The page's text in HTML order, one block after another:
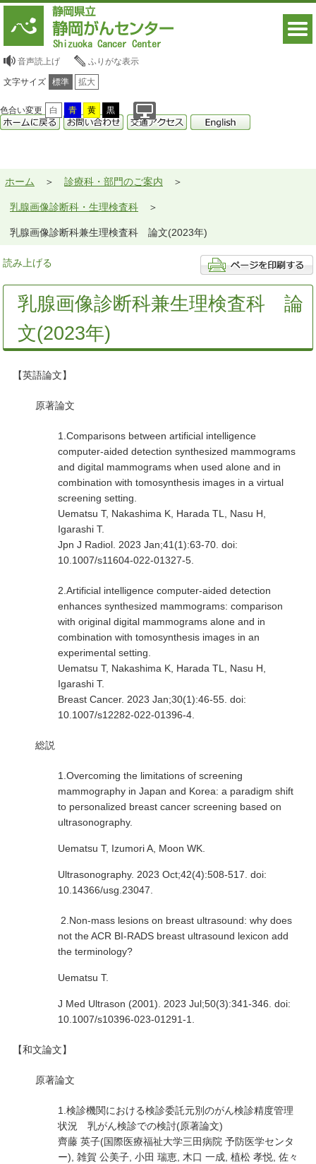
音声読上げ ふりがな表示
文字サイズ 標準 拡大
色合い変更 白 青 黄 黒
ホーム 診療科・部門のご案内
乳腺画像診断科・生理検査科
乳腺画像診断科兼生理検査科 論文(2023年)
読み上げる
乳腺画像診断科兼生理検査科 論
文(2023年)
【英語論文】
原著論文
1.Comparisons between artificial intelligence
computer-aided detection synthesized mammograms
and digital mammograms when used alone and in
combination with tomosynthesis images in a virtual
screening setting.
Uematsu T, Nakashima K, Harada TL, Nasu H,
Igarashi T.
Jpn J Radiol. 2023 Jan;41(1):63-70. doi:
10.1007/s11604-022-01327-5.
2.Artificial intelligence computer-aided detection
enhances synthesized mammograms: comparison
with original digital mammograms alone and in
combination with tomosynthesis images in an
experimental setting.
Uematsu T, Nakashima K, Harada TL, Nasu H,
Igarashi T.
Breast Cancer. 2023 Jan;30(1):46-55. doi:
10.1007/s12282-022-01396-4.
総説
1.Overcoming the limitations of screening
mammography in Japan and Korea: a paradigm shift
to personalized breast cancer screening based on
ultrasonography.
Uematsu T, Izumori A, Moon WK.
Ultrasonography. 2023 Oct;42(4):508-517. doi:
10.14366/usg.23047.
2.Non-mass lesions on breast ultrasound: why does
not the ACR BI-RADS breast ultrasound lexicon add
the terminology?
Uematsu T.
J Med Ultrason (2001). 2023 Jul;50(3):341-346. doi:
10.1007/s10396-023-01291-1.
【和文論文】
原著論文
1.検診機関における検診委託元別のがん検診精度管理
状況 乳がん検診での検討(原著論文)
齊藤 英子(国際医療福祉大学三田病院 予防医学センタ
ー), 雑賀 公美子, 小田 瑞恵, 木口 一成, 植松 孝悦, 佐々